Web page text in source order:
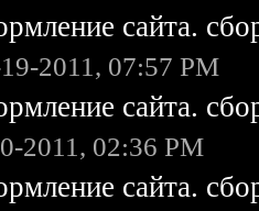
сайта.
2011, 07:57 PM
сайта.
2011, 02:36 PM
сайта.